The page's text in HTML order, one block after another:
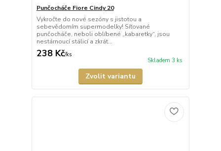
Punčocháče Fiore Cindy 20
Vykročte do nové sezóny s jistotou a
sebevědomím supermodelky! Síťované
punčocháče, neboli oblíbené „kabaretky“, jsou
nestárnoucí stálicí a zkrát...
238 Kč/ks
Skladem 3 ks
Zvolit variantu